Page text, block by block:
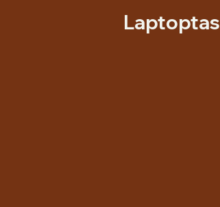
Laptoptas